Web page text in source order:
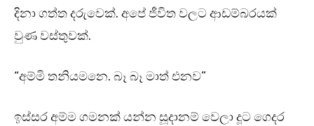
දිනා ගත්ත දරුවෙක්. අපේ ජීවිත වලට ආඩම්බරයක්
වුණ වස්තුවක්.
“අම්මි තනියමනෙ. බෑ බෑ මාත් එනව”
ඉස්සර අම්ම ගමනක් යන්න සූදානම් වෙලා දූට ගෙදර